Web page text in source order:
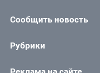
Сообщить новость
Рубрики